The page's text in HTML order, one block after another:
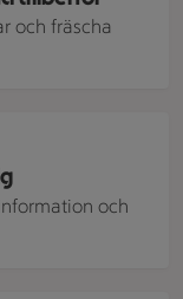
och fräscha
och